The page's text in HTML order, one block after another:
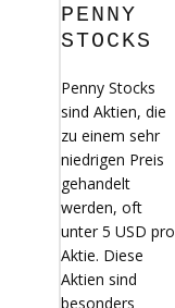
PENNY
STOCKS
Penny Stocks
sind Aktien, die
zu einem sehr
niedrigen Preis
gehandelt
werden, oft
unter 5 USD pro
Aktie. Diese
Aktien sind
besonders